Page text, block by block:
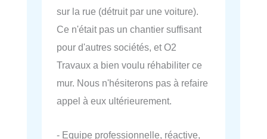
sur la rue (détruit par une voiture).
Ce n'était pas un chantier suffisant
pour d'autres sociétés, et O2
Travaux a bien voulu réhabiliter ce
mur. Nous n'hésiterons pas à refaire
appel à eux ultérieurement.
- Equipe professionnelle, réactive,